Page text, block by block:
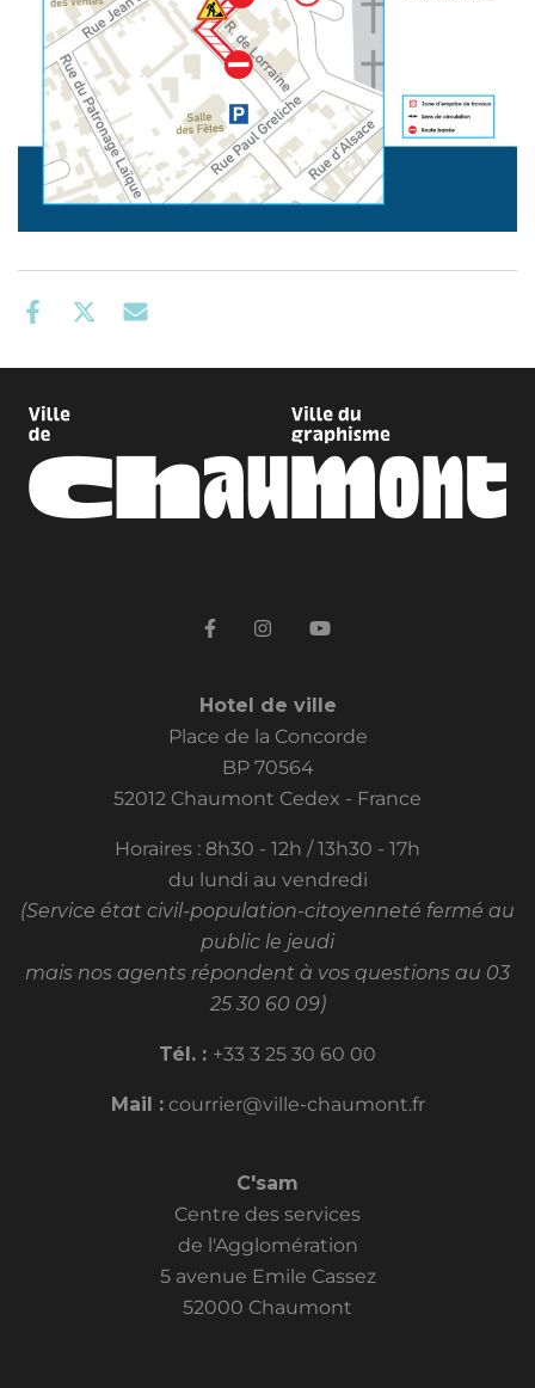
Hotel de ville
Place de la Concorde
BP 70564
52012 Chaumont Cedex - France
Horaires : 8h30 - 12h / 13h30 - 17h
du lundi au vendredi
(Service état civil-population-citoyenneté fermé au
public le jeudi
mais nos agents répondent à vos questions au 03
25 30 60 09)
Tél. : +33 3 25 30 60 00
Mail : courrier@ville-chaumont.fr
C'sam
Centre des services
de l'Agglomération
5 avenue Emile Cassez
52000 Chaumont